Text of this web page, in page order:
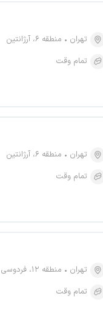
تهران
منطقه ۶، آرژانتین
تمام وقت
تهران
منطقه ۶، آرژانتین
تمام وقت
تهران
منطقه ۱۲، فردوسی
تمام وقت